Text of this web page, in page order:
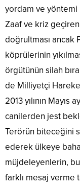
yordam ve yöntemi
Zaaf ve kriz
doğrultması ancak
köprülerinin
örgütünün silah
de Milliyetçi
2013 yılının
canilerden jest
Terörün biteceğini
ederek ülkeye
müjdeleyenlerin,
farklı mesaj verme